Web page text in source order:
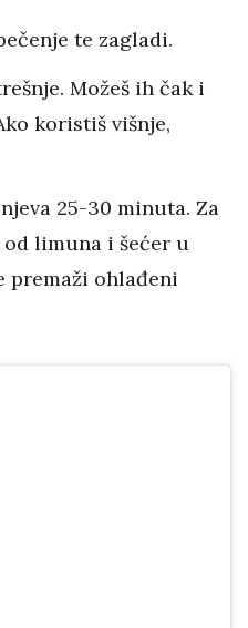
te zagladi.
Možeš ih čak i
koristiš višnje,
25-30 minuta. Za
limuna i šećer u
premaži ohlađeni